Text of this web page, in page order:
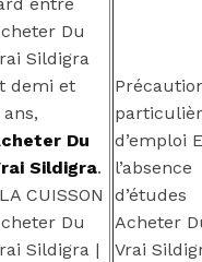
Du
Sildigra
demi et
ans,
Du
Sildigra.
CUISSON
Du
Sildigra |
d’emploi
l’absence
d’études
Acheter
Vrai